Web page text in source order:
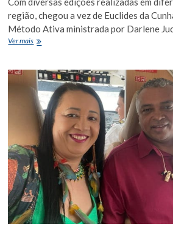
região, chegou a vez de Euclides da
Método Ativa ministrada por Darlene
Ver maisPela
em
Euclides
da
Cunha
região,
Imersão
Método
Ativa
séra
realizada
na
cidade